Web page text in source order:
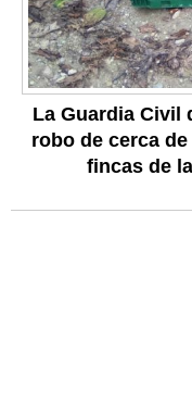
La Guardia Civil
robo de cerca
fincas de